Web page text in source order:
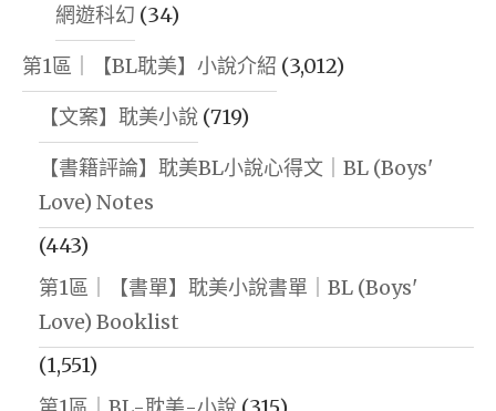
網遊科幻 (34)
第1區｜【BL耽美】小說介紹 (3,012)
【文案】耽美小說 (719)
【書籍評論】耽美BL小說心得文｜BL (Boys'
Love) Notes
(443)
第1區｜【書單】耽美小說書單｜BL (Boys'
Love) Booklist
(1,551)